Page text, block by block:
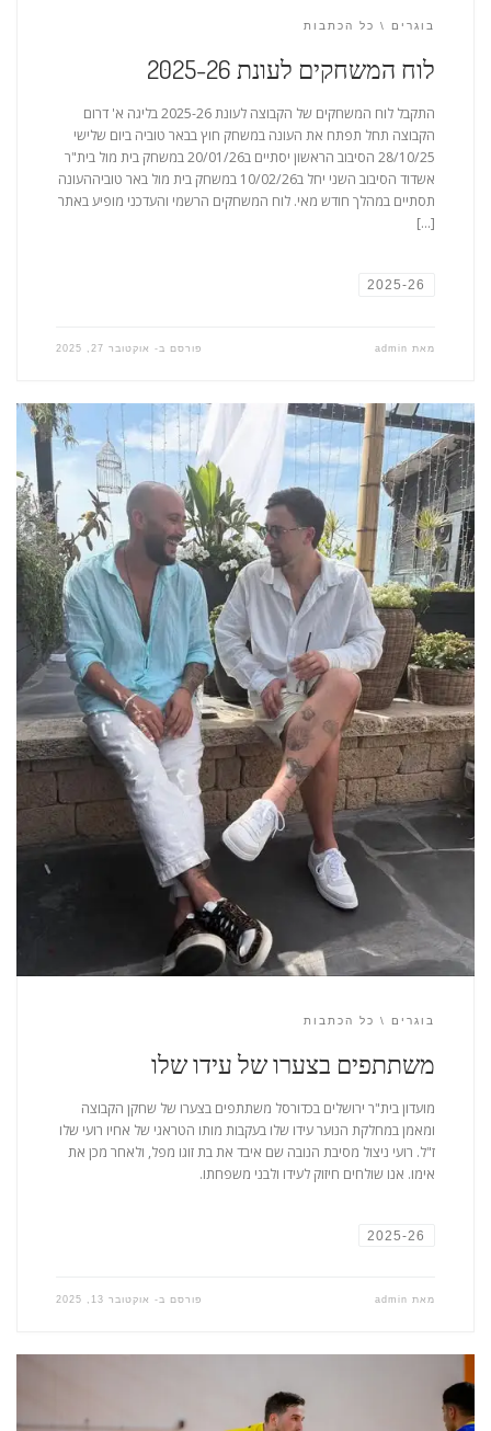
בוגרים כל הכתבות
לוח המשחקים לעונת 2025-26
התקבל לוח המשחקים של הקבוצה לעונת 2025-26 בליגה א' דרום
הקבוצה תחל תפתח את העונה במשחק חוץ בבאר טוביה ביום שלישי
28/10/25 הסיבוב הראשון יסתיים ב20/01/26 במשחק בית מול בית"ר
אשדוד הסיבוב השני יחל ב10/02/26 במשחק בית מול באר טוביההעונה
תסתיים במהלך חודש מאי. לוח המשחקים הרשמי והעדכני מופיע באתר
[…]
2025-26
מאת admin פורסם ב- אוקטובר 27, 2025
בוגרים כל הכתבות
משתתפים בצערו של עידו שלו
מועדון בית"ר ירושלים בכדורסל משתתפים בצערו של שחקן הקבוצה
ומאמן במחלקת הנוער עידו שלו בעקבות מותו הטראגי של אחיו רועי שלו
ז"ל. רועי ניצול מסיבת הנובה שם איבד את בת זוגו מפל, ולאחר מכן את
אימו. אנו שולחים חיזוק לעידו ולבני משפחתו.
2025-26
מאת admin פורסם ב- אוקטובר 13, 2025